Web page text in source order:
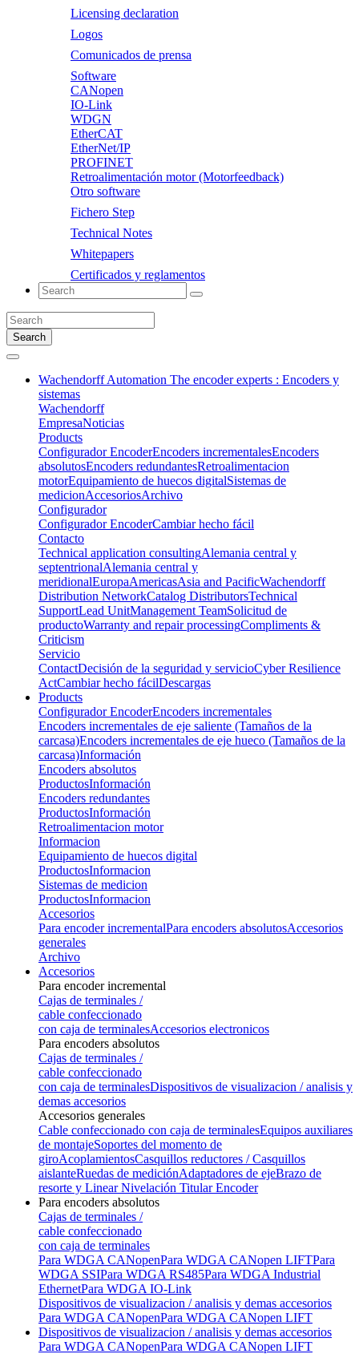
Licensing declaration
Logos
Comunicados de prensa
Software
CANopen
IO-Link
WDGN
EtherCAT
EtherNet/IP
PROFINET
Retroalimentación motor (Motorfeedback)
Otro software
Fichero Step
Technical Notes
Whitepapers
Certificados y reglamentos
Search
Wachendorff Automation The encoder experts : Encoders y
sistemas
Wachendorff
EmpresaNoticias
Products
Configurador EncoderEncoders incrementalesEncoders
absolutosEncoders redundantesRetroalimentacion
motorEquipamiento de huecos digitalSistemas de
medicionAccesoriosArchivo
Configurador
Configurador EncoderCambiar hecho fácil
Contacto
Technical application consultingAlemania central y
septentrionalAlemania central y
meridionalEuropaAmericasAsia and PacificWachendorff
Distribution NetworkCatalog DistributorsTechnical
SupportLead UnitManagement TeamSolicitud de
productoWarranty and repair processingCompliments &
Criticism
Servicio
ContactDecisión de la seguridad y servicioCyber Resilience
ActCambiar hecho fácilDescargas
Products
Configurador EncoderEncoders incrementales
Encoders incrementales de eje saliente (Tamaños de la
carcasa)Encoders incrementales de eje hueco (Tamaños de la
carcasa)Información
Encoders absolutos
ProductosInformación
Encoders redundantes
ProductosInformación
Retroalimentacion motor
Informacion
Equipamiento de huecos digital
ProductosInformacion
Sistemas de medicion
ProductosInformacion
Accesorios
Para encoder incrementalPara encoders absolutosAccesorios
generales
Archivo
Accesorios
Para encoder incremental
Cajas de terminales /
cable confeccionado
con caja de terminalesAccesorios electronicos
Para encoders absolutos
Cajas de terminales /
cable confeccionado
con caja de terminalesDispositivos de visualizacion / analisis y
demas accesorios
Accesorios generales
Cable confeccionado con caja de terminalesEquipos auxiliares
de montajeSoportes del momento de
giroAcoplamientosCasquillos reductores / Casquillos
aislanteRuedas de mediciónAdaptadores de ejeBrazo de
resorte y Linear Nivelación Titular Encoder
Para encoders absolutos
Cajas de terminales /
cable confeccionado
con caja de terminales
Para WDGA CANopenPara WDGA CANopen LIFTPara
WDGA SSIPara WDGA RS485Para WDGA Industrial
EthernetPara WDGA IO-Link
Dispositivos de visualizacion / analisis y demas accesorios
Para WDGA CANopenPara WDGA CANopen LIFT
Dispositivos de visualizacion / analisis y demas accesorios
Para WDGA CANopenPara WDGA CANopen LIFT